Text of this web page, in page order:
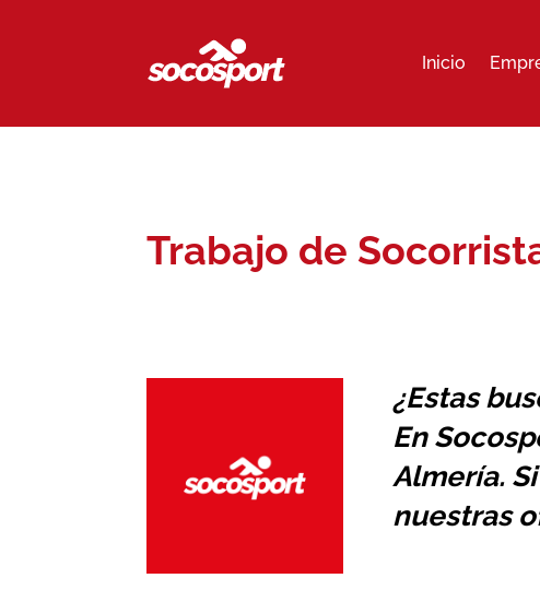
Inicio
Trabajo de
¿Estas
En
Almería.
nuestras